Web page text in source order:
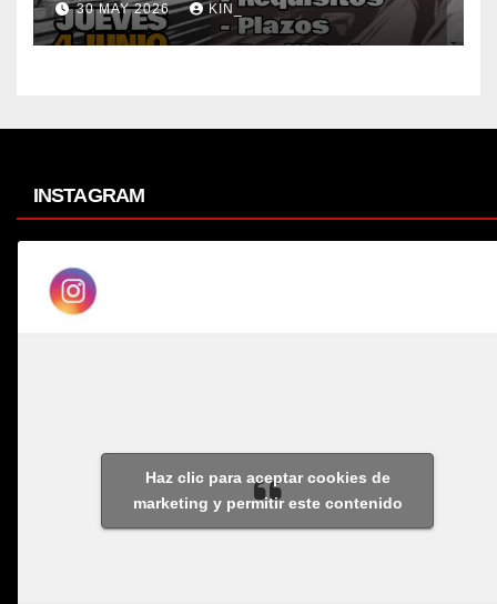
30 MAY 2026 KIN_
INSTAGRAM
Haz clic para aceptar cookies de
marketing y permitir este contenido